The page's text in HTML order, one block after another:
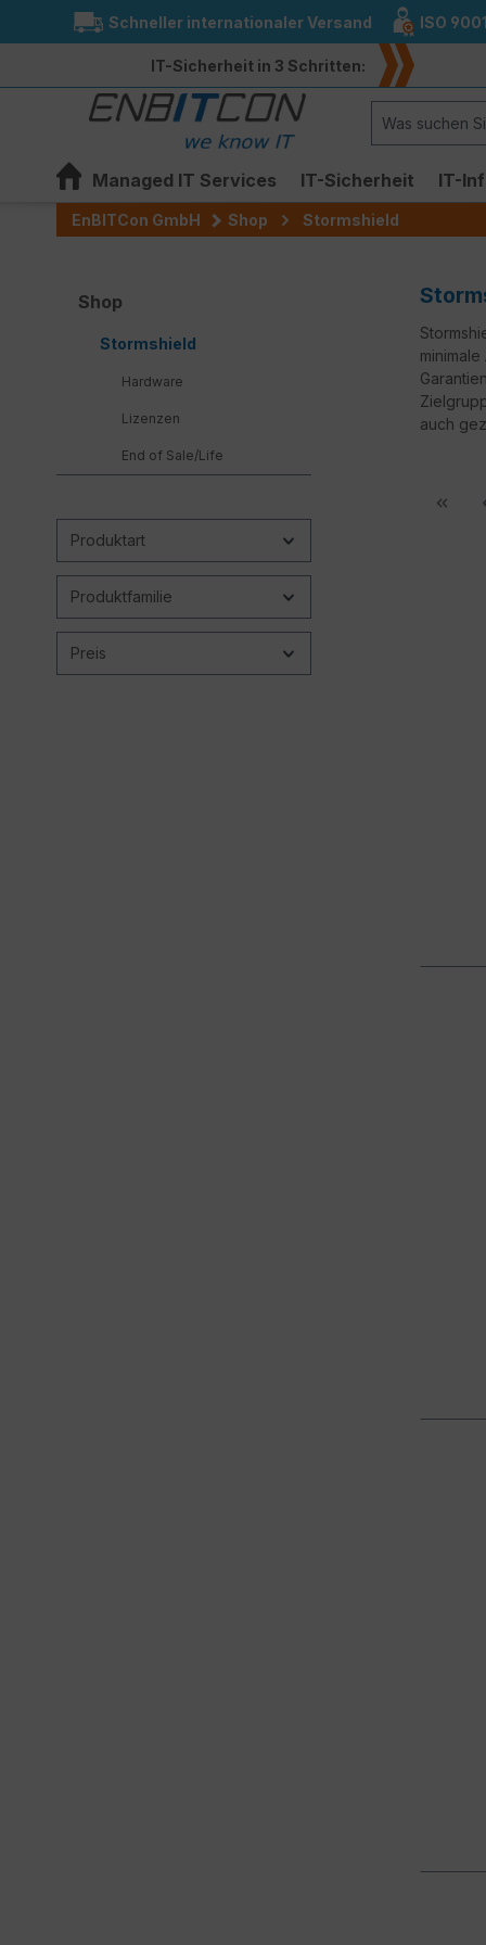
Zur Hauptnavigation springen
Schneller internationaler Versand ISO
IT-Sicherheit in 3 Schritten:
Managed IT Services IT-Sicherheit IT-
EnBITCon GmbH Shop Stormshield
Shop
Stormshield
Hardware
Lizenzen
End of Sale/Life
Produktart
Produktfamilie
Preis
auch